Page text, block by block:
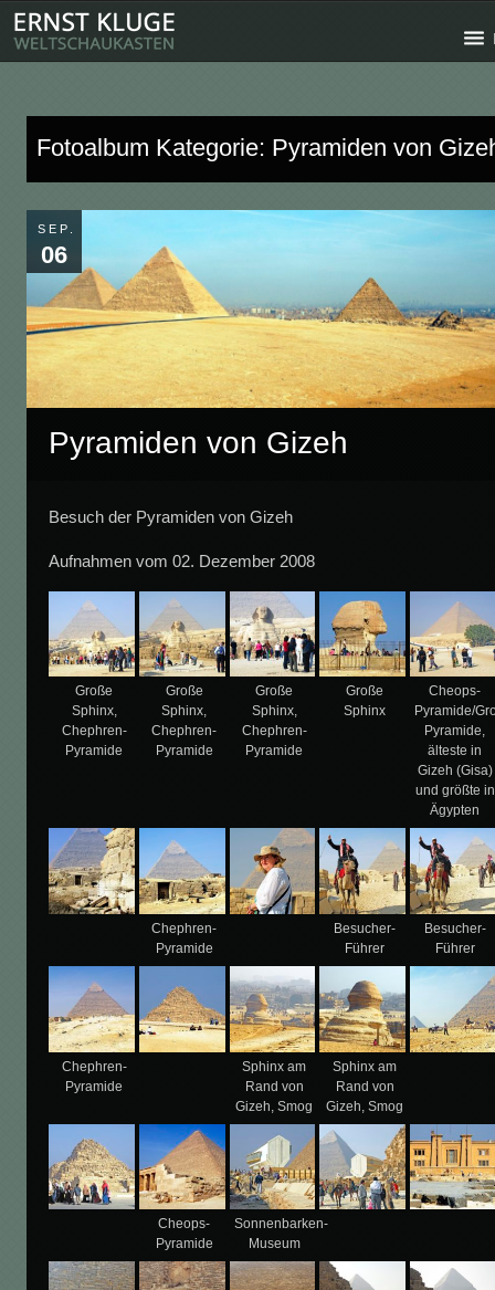
Fotoalbum Kategorie: Pyramiden von
SEP.
06
Pyramiden von Gizeh
Besuch der Pyramiden von Gizeh
Aufnahmen vom 02. Dezember 2008
Große
Sphinx,
Chephren-
Pyramide
Große
Sphinx,
Chephren-
Pyramide
Große
Sphinx,
Chephren-
Pyramide
Große
Sphinx
Cheops-
Pyramide/
Pyramide,
älteste in
Gizeh (Gisa)
und größte in
Ägypten
Chephren-
Pyramide
Besucher-
Führer
Besucher-
Führer
Chephren-
Pyramide
Sphinx am
Rand von
Gizeh, Smog
Sphinx am
Rand von
Gizeh, Smog
Cheops-
Pyramide
Sonnenbarken-
Museum